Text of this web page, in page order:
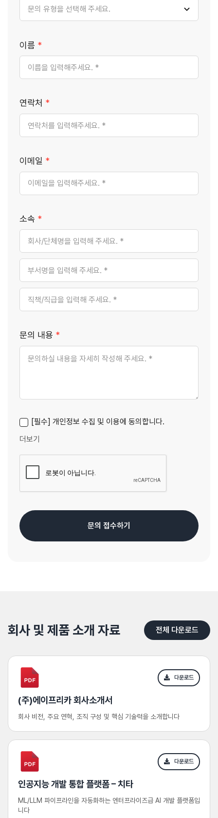
이름 *
연락처 *
이메일 *
소속 *
문의 내용 *
[필수] 개인정보 수집 및 이용에 동의합니다.
더보기
문의 접수하기
회사 및 제품 소개 자료 전체 다운로드
다운로드
(주)에이프리카 회사소개서
회사 비전, 주요 연혁, 조직 구성 및 핵심 기술력을 소개합니다
다운로드
인공지능 개발 통합 플랫폼 – 치타
ML/LLM 파이프라인을 자동화하는 엔터프라이즈급 AI 개발 플랫폼입
니다